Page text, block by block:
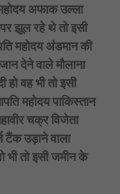
अफाक उल्ला
झूल रहे थे तो इसी
महोदय अंडमान की
देने वाले मौलाना
हो वह भीतो इसी
महोदय पाकिस्तान
चक्र विजेता
टैंक उड़ाने वाला
भी तो इसी जमीन के